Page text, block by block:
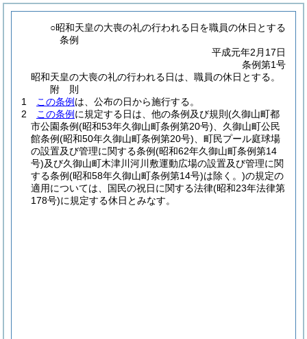
○昭和天皇の大喪の礼の行われる日を職員の休日とする
条例
平成元年2月17日
条例第1号
昭和天皇の大喪の礼の行われる日は、職員の休日とする。
附 則
1
この条例 は、公布の日から施行する。
2
この条例 に規定する日は、他の条例及び規則 (久御山町都
市公園条例(昭和53年久御山町条例第20号) 、久御山町公民
館条例(昭和50年久御山町条例第20号) 、町民プール庭球場
の設置及び管理に関する条例(昭和62年久御山町条例第14
号)及び久御山町木津川河川敷運動広場の設置及び管理に関
する条例(昭和58年久御山町条例第14号)は除く。)の規定の
適用については、国民の祝日に関する法律(昭和23年法律第
178号)に規定する休日とみなす。